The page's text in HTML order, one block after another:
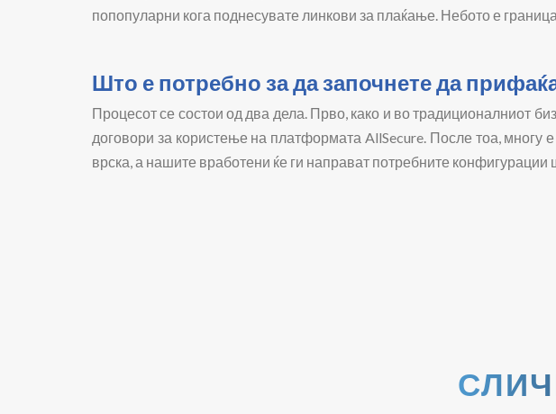
попопуларни кога поднесувате линкови за плаќање. Небото е
Што е потребно за да започнете да
Процесот се состои од два дела. Прво, како и во традиционалниот
договори за користење на платформата AllSecure. После тоа, многу
врска, а нашите вработени ќе ги направат потребните